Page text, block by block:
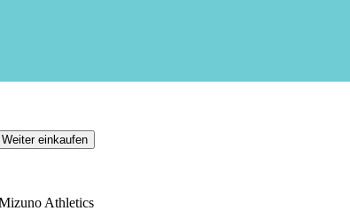
Weiter einkaufen
Athletics